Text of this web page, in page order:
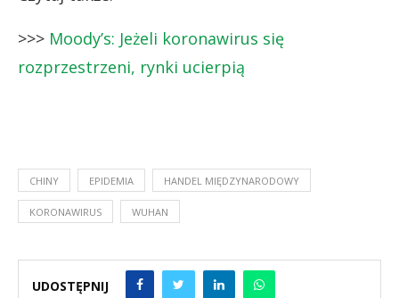
>>> Moody’s: Jeżeli koronawirus się
rozprzestrzeni, rynki ucierpią
CHINY EPIDEMIA HANDEL MIĘDZYNARODOWY
KORONAWIRUS WUHAN
UDOSTĘPNIJ